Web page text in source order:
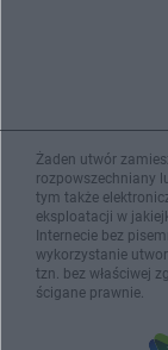
Żaden utwór
rozpowszechniany
tym także
eksploatacji w
Internecie bez
wykorzystanie
tzn. bez właściwej
ścigane prawnie.